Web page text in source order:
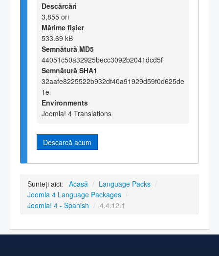
Descărcări
3,855 ori
Mărime fișier
533.69 kB
Semnătură MD5
44051c50a32925becc3092b2041dcd5f
Semnătură SHA1
32aafe8225522b932df40a91929d59f0d625de
1e
Environments
Joomla! 4 Translations
Descarcă acum
Sunteți aici: Acasă / Language Packs /
Joomla 4 Language Packages /
Joomla! 4 - Spanish / 4.4.12.1